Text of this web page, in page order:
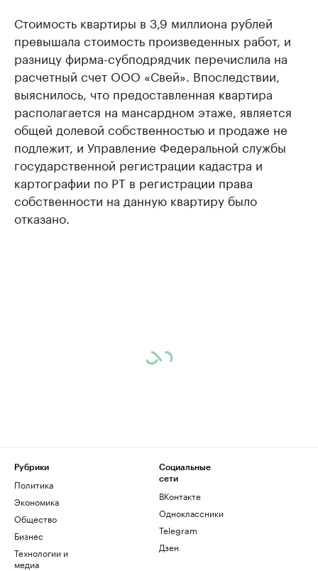
Стоимость квартиры в 3,9 миллиона рублей
превышала стоимость произведенных работ, и
разницу фирма-субподрядчик перечислила на
расчетный счет ООО «Свей». Впоследствии,
выяснилось, что предоставленная квартира
располагается на мансардном этаже, является
общей долевой собственностью и продаже не
подлежит, и Управление Федеральной службы
государственной регистрации кадастра и
картографии по РТ в регистрации права
собственности на данную квартиру было
отказано.
Рубрики
Политика
Экономика
Общество
Бизнес
Технологии и
медиа
Социальные
сети
ВКонтакте
Одноклассники
Telegram
Дзен